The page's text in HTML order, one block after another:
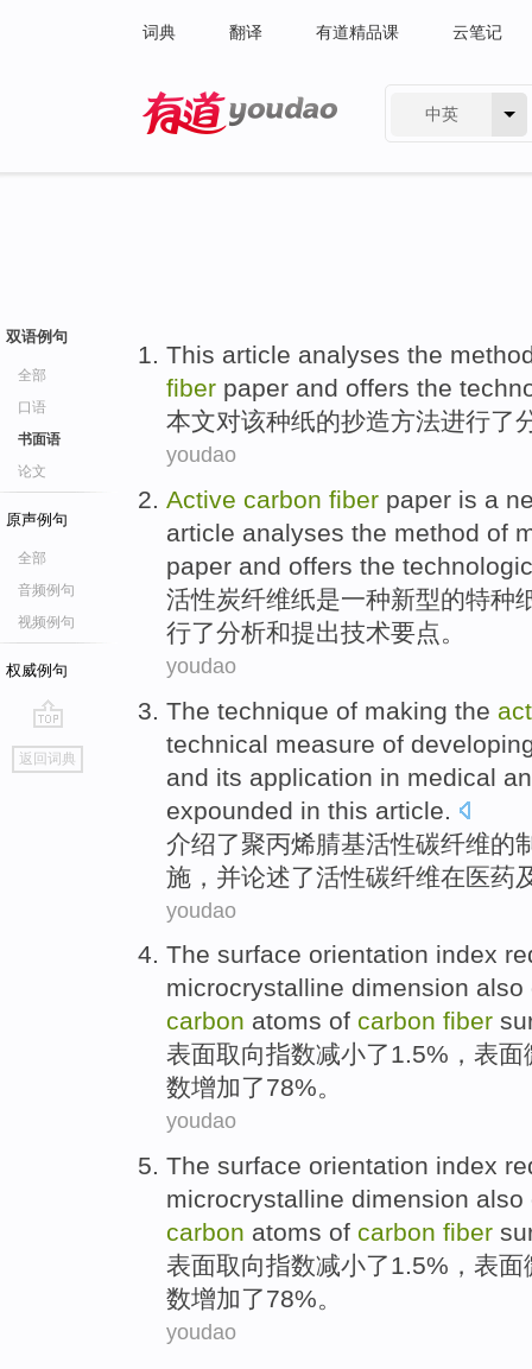
词典 翻译 有道精品课 云笔记
中英
双语例句
全部
口语
书面语
论文
原声例句
全部
音频例句
视频例句
权威例句
go
top
返回词典
This article analyses the
fiber paper and offers the
本文对该种纸的抄造方法进行了
youdao
Active carbon fiber paper is a
article analyses the method of
paper and offers the
活性炭纤维纸是一种新型的特种
行了分析和提出技术要点。
youdao
The technique of making the
technical measure of
and its application in medical
expounded in this article
介绍了聚丙烯腈基活性碳纤维的
施 ， 并论述了活性碳纤维在医药
youdao
The surface orientation index
microcrystalline dimension also
carbon atoms of carbon fiber
表面取向指数减小了1.5%， 表面
数增加了78%。
youdao
The surface orientation index
microcrystalline dimension also
carbon atoms of carbon fiber
表面取向指数减小了1.5%， 表面
数增加了78%。
youdao